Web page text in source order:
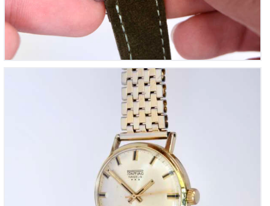
Pontiac Nageur